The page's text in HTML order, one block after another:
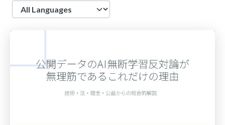
Language